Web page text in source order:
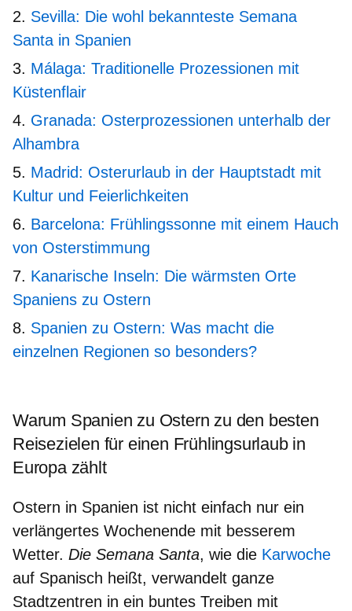
Sevilla: Die wohl bekannteste Semana
Santa in Spanien
Málaga: Traditionelle Prozessionen mit
Küstenflair
Granada: Osterprozessionen unterhalb der
Alhambra
Madrid: Osterurlaub in der Hauptstadt mit
Kultur und Feierlichkeiten
Barcelona: Frühlingssonne mit einem Hauch
von Osterstimmung
Kanarische Inseln: Die wärmsten Orte
Spaniens zu Ostern
Spanien zu Ostern: Was macht die
einzelnen Regionen so besonders?
Warum Spanien zu Ostern zu den besten
Reisezielen für einen Frühlingsurlaub in
Europa zählt
Ostern in Spanien ist nicht einfach nur ein
verlängertes Wochenende mit besserem
Wetter. Die Semana Santa, wie die Karwoche
auf Spanisch heißt, verwandelt ganze
Stadtzentren in ein buntes Treiben mit